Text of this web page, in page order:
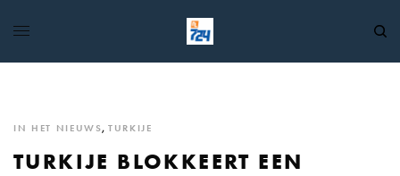
IN HET NIEUWS, TURKIJE
TURKIJE BLOKKEERT EEN